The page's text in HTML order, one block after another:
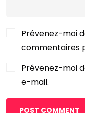
Prévenez-moi
commentaires
Prévenez-moi
e-mail.
POST COMMENT